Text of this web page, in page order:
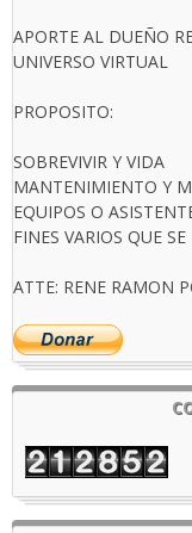
APORTE AL DUEÑO
UNIVERSO VIRTUAL
PROPOSITO:
SOBREVIVIR Y VIDA
MANTENIMIENTO Y
EQUIPOS O
FINES VARIOS QUE
ATTE: RENE RAMON